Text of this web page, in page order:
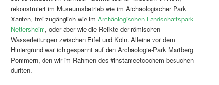
rekonstruiert im Museumsbetrieb wie im Archäologischer Park
Xanten, frei zugänglich wie imArchäologischen Landschaftspark
Nettersheim, oder aber wie die Relikte der römischen
Wasserleitungen zwischen Eifel und Köln. Alleine vor dem
Hintergrund war ich gespannt auf den Archäologie-Park Martberg
Pommern, den wir im Rahmen des #instameetcochem besuchen
durften.